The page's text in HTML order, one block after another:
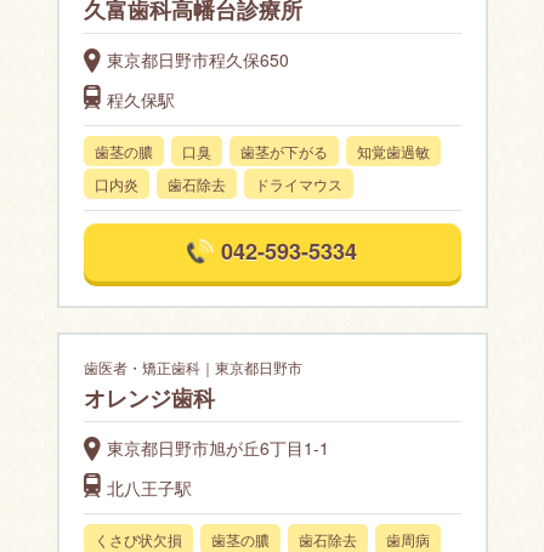
久富歯科高幡台診療所
東京都日野市程久保650
程久保駅
歯茎の膿 口臭 歯茎が下がる
知覚歯過敏
口内炎
歯石除去 ドライマウス
042-593-5334
歯医者・矯正歯科｜東京都日野市
オレンジ歯科
東京都日野市旭が丘6丁目1-1
北八王子駅
くさび状欠損 歯茎の膿 歯石除去
歯周病